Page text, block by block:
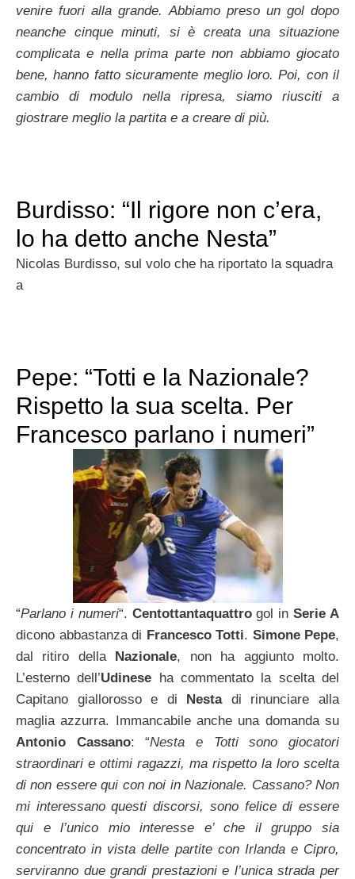
venire fuori alla grande. Abbiamo preso un gol dopo
neanche cinque minuti, si è creata una situazione
complicata e nella prima parte non abbiamo giocato
bene, hanno fatto sicuramente meglio loro. Poi, con il
cambio di modulo nella ripresa, siamo riusciti a
giostrare meglio la partita e a creare di più.
Burdisso: “Il rigore non c’era,
lo ha detto anche Nesta”
Nicolas Burdisso, sul volo che ha riportato la squadra
a
Pepe: “Totti e la Nazionale?
Rispetto la sua scelta. Per
Francesco parlano i numeri”
“Parlano i numeri“. Centottantaquattrogol inSerie A
dicono abbastanza di Francesco Totti. Simone Pepe,
dal ritiro della Nazionale, non ha aggiunto molto.
L’esterno dell’Udinese ha commentato la scelta del
Capitano giallorosso e di Nestadi rinunciare alla
maglia azzurra. Immancabile anche una domanda su
Antonio Cassano: “Nesta e Totti sono giocatori
straordinari e ottimi ragazzi, ma rispetto la loro scelta
di non essere qui con noi in Nazionale. Cassano? Non
mi interessano questi discorsi, sono felice di essere
qui e l’unico mio interesse e’ che il gruppo sia
concentrato in vista delle partite con Irlanda e Cipro,
serviranno due grandi prestazioni e l’unica strada per